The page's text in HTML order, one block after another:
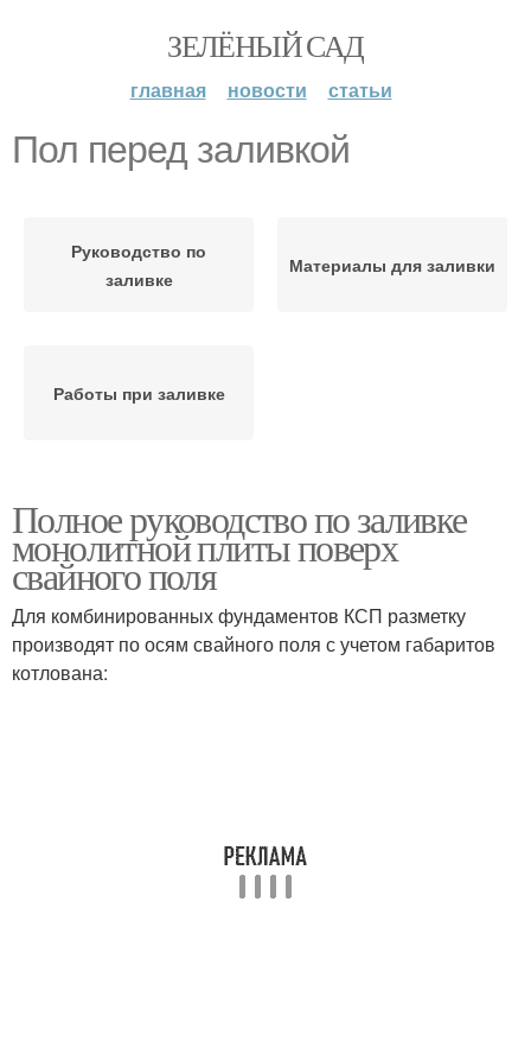
ЗЕЛЁНЫЙ САД
главная новости статьи
Пол перед заливкой
Руководство по
заливке
Материалы для заливки
Работы при заливке
Полное руководство по заливке
монолитной плиты поверх
свайного поля
Для комбинированных фундаментов КСП разметку
производят по осям свайного поля с учетом габаритов
котлована: